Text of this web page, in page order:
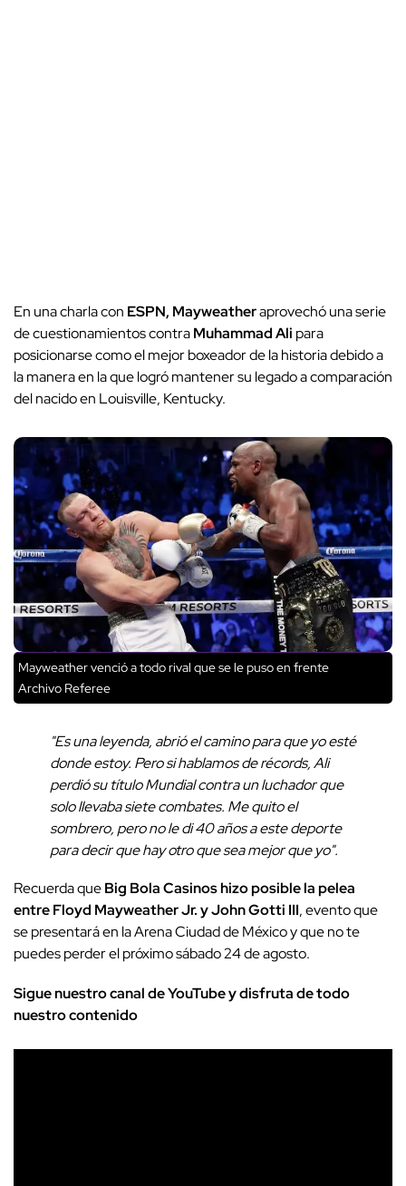
En una charla con ESPN, Mayweatheraprovechó una serie
de cuestionamientos contraMuhammad Ali para
posicionarse como el mejor boxeador de la historia debido a
la manera en la que logró mantener su legado a comparación
del nacido en Louisville, Kentucky.
Mayweather venció a todo rival que se le puso en frente
Archivo Referee
"Es una leyenda, abrió el camino para que yo esté
donde estoy. Pero si hablamos de récords, Ali
perdió su título Mundial contra un luchador que
solo llevaba siete combates. Me quito el
sombrero, pero no le di 40 años a este deporte
para decir que hay otro que sea mejor que yo".
Recuerda queBig Bola Casinos hizo posible la pelea
entre Floyd Mayweather Jr. y John Gotti III, evento que
se presentará en la Arena Ciudad de México y que no te
puedes perder el próximo sábado 24 de agosto.
Sigue nuestro canal de YouTube y disfruta de todo
nuestro contenido